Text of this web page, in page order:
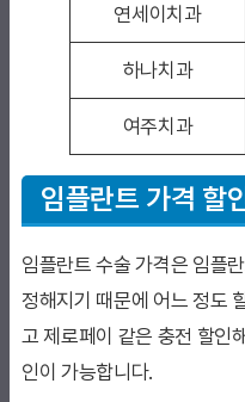
연세이치과
하나치과
여주치과
임플란트 가격 할
임플란트 수술 가격은 임플
정해지기 때문에 어느 정도
고 제로페이 같은 충전 할인
인이 가능합니다.